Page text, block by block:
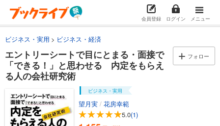
会員登録 ログイン メニュー
ビジネス・実用 ビジネス・経済
エントリーシートで目にとまる・面接で
「できる！」と思わせる 内定をもらえ
る人の会社研究術
フォロー
ビジネス・実用
望月実 / 花房幸範
5.0(1)